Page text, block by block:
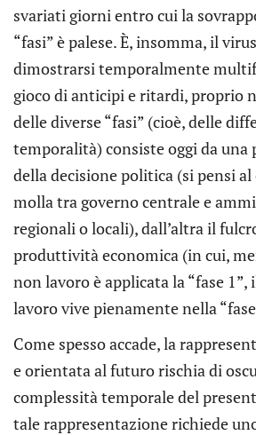
svariati giorni entro cui la
“fasi” è palese. È, insomma, il
dimostrarsi temporalmente
gioco di anticipi e ritardi, proprio
delle diverse “fasi” (cioè, delle
temporalità) consiste oggi da una
della decisione politica (si pensi
molla tra governo centrale e
regionali o locali), dall’altra il
produttività economica (in cui,
non lavoro è applicata la “fase
lavoro vive pienamente nella
Come spesso accade, la
e orientata al futuro rischia di
complessità temporale del
tale rappresentazione richiede